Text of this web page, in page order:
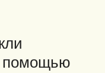
помощью